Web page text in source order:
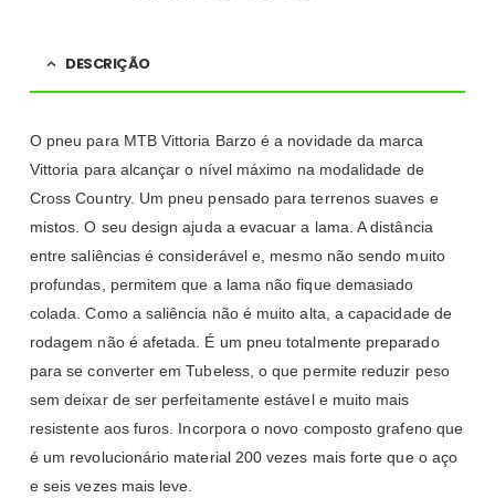
DESCRIÇÃO
O pneu para MTB Vittoria Barzo é a novidade da marca
Vittoria para alcançar o nível máximo na modalidade de
Cross Country. Um pneu pensado para terrenos suaves e
mistos. O seu design ajuda a evacuar a lama. A distância
entre saliências é considerável e, mesmo não sendo muito
profundas, permitem que a lama não fique demasiado
colada. Como a saliência não é muito alta, a capacidade de
rodagem não é afetada. É um pneu totalmente preparado
para se converter em Tubeless, o que permite reduzir peso
sem deixar de ser perfeitamente estável e muito mais
resistente aos furos. Incorpora o novo composto grafeno que
é um revolucionário material 200 vezes mais forte que o aço
e seis vezes mais leve.